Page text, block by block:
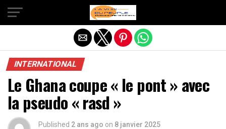
INTERNATIONAL
Le Ghana coupe « le pont » avec
la pseudo « rasd »
Published 2 ans ago on 8 janvier 2025
Quitter la version mobile